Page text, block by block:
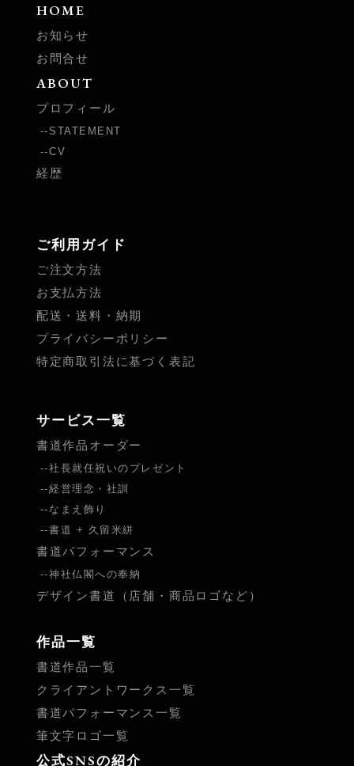
HOME
お知らせ
お問合せ
ABOUT
プロフィール
STATEMENT
CV
経歴
ご利用ガイド
ご注文方法
お支払方法
配送・送料・納期
プライバシーポリシー
特定商取引法に基づく表記
サービス一覧
書道作品オーダー
社長就任祝いのプレゼント
経営理念・社訓
なまえ飾り
書道 + 久留米絣
書道パフォーマンス
神社仏閣への奉納
デザイン書道（店舗・商品ロゴなど）
作品一覧
書道作品一覧
クライアントワークス一覧
書道パフォーマンス一覧
筆文字ロゴ一覧
公式SNSの紹介